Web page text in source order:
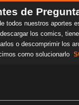
de
todos nuestros aportes
los comics,
o descomprimir los
como solucionarlo